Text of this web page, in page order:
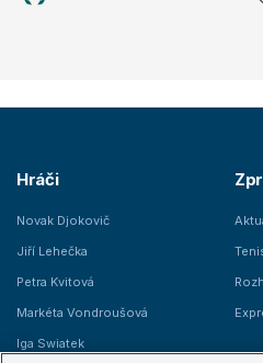
Hráči
Novak Djokovič
Jiří Lehečka
Petra Kvitová
Markéta Vondroušová
Iga Swiatek